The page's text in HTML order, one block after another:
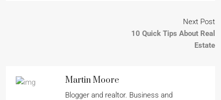
Next Post
10 Quick Tips About Real
Estate
Martin Moore
Blogger and realtor. Business and